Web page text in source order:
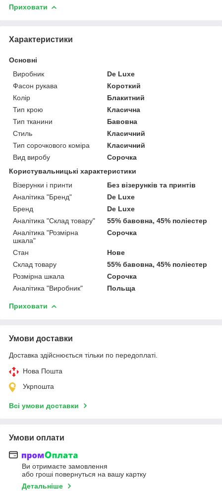
Приховати
Характеристики
Основні
Виробник
De Luxe
Фасон рукава
Короткий
Колір
Блакитний
Тип крою
Класична
Тип тканини
Бавовна
Стиль
Класичний
Тип сорочкового коміра
Класичний
Вид виробу
Сорочка
Користувальницькі характеристики
Візерунки і принти
Без візерунків та принтів
Аналітика "Бренд"
De Luxe
Бренд
De Luxe
Аналітика "Склад товару"
55% бавовна, 45% поліестер
Аналітика "Розмірна
шкала"
Сорочка
Стан
Нове
Склад товару
55% бавовна, 45% поліестер
Розмірна шкала
Сорочка
Аналітика "Виробник"
Польща
Приховати
Умови доставки
Доставка здійснюється тільки по передоплаті.
Нова Пошта
Укрпошта
Всі умови доставки
Умови оплати
Ви отримаєте замовлення
або гроші повернуться на вашу картку
Детальніше